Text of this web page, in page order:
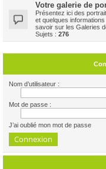
Votre galerie de
Présentez ici des
et quelques
savoir sur les Galeries
Sujets : 276
Nom d’utilisateur :
Mot de passe :
J’ai oublié mon mot de passe